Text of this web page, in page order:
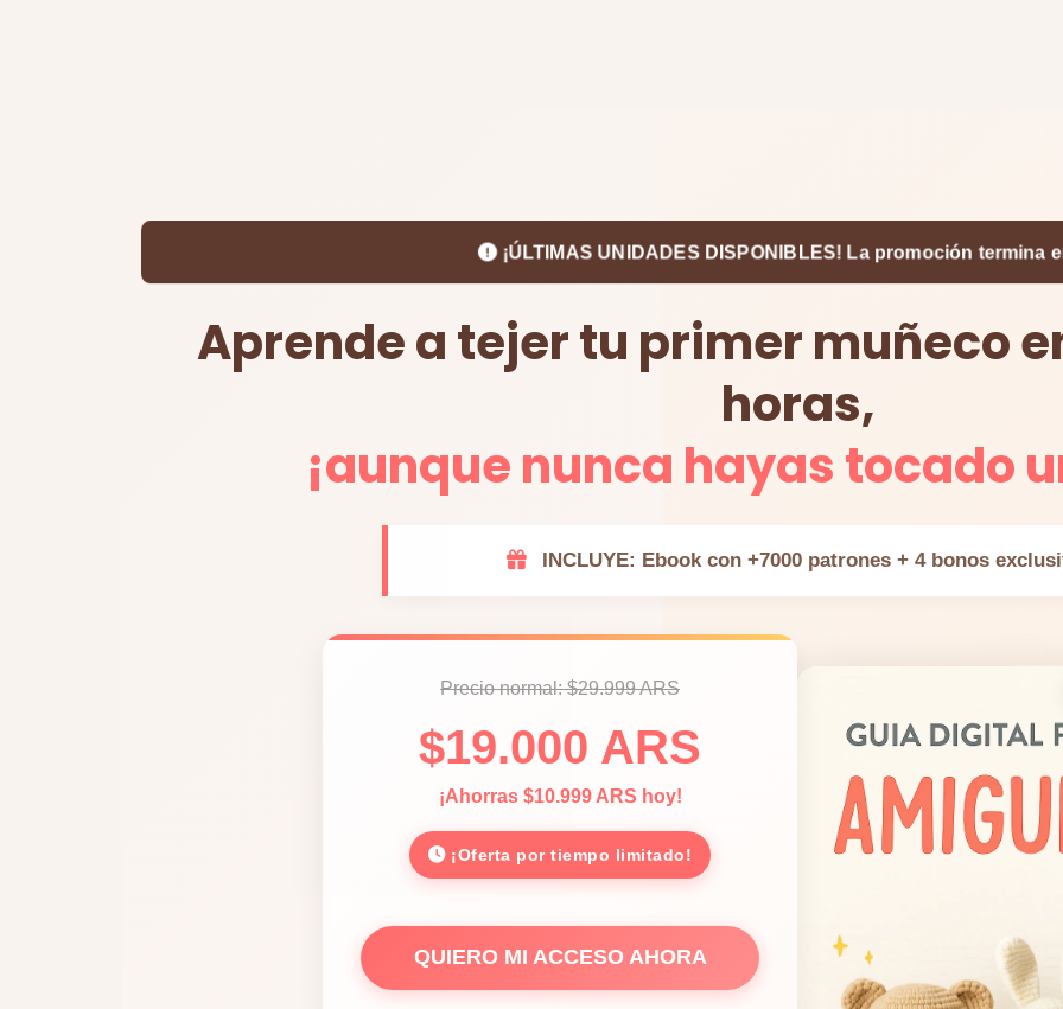
¡ÚLTIMAS UNIDADES DISPONIBLES! La promoción termina
Aprende a tejer tu primer muñeco
horas,
¡aunque nunca hayas tocado
INCLUYE: Ebook con +7000 patrones + 4 bonos
Precio normal: $29.999 ARS
$19.000 ARS
¡Ahorras $10.999 ARS hoy!
¡Oferta por tiempo limitado!
QUIERO MI ACCESO AHORA